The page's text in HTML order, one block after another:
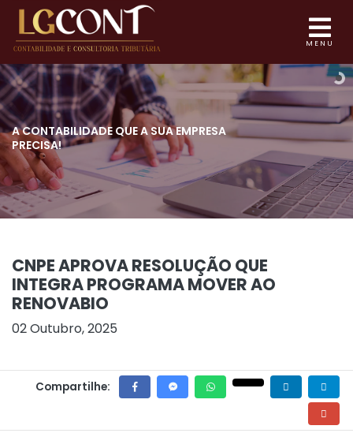
MENU
A CONTABILIDADE QUEA SUA EMPRESA
PRECISA!
CNPE APROVA RESOLUÇÃO QUE
INTEGRA PROGRAMA MOVER AO
RENOVABIO
02 Outubro, 2025
Compartilhe: